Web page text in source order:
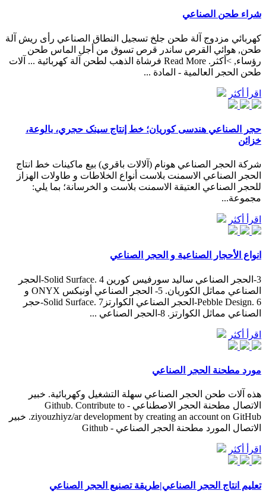
شراء طحن الصناعي
كهربائي مزدوج آلة طحن جلخ تسجيل النطاق الصناعي رأى ريش آلة
طحن, هوائي القرص ساندر قرص تسوق من أجل الماس طحن
رؤساء, >أكثر. Read More فرشاة الذهب لطحن آلة كهربائية ... آلات
طحن الحجر العالمية - المادة ...
اقرأ أكثر
حجر الصناعي هندسی کوریان؛ خط إنتاج سینک حجري، بالوعة،
خزائن
شركة الحجر الصناعي هونام (آلالات باقري) بيع ماكينات خط انتاج
الحجر الصناعي الاسمنت بلاست أنواع الخلاطات و طاولات الهزاز
للحجر الصناعي العتيقة الاسمنت بلاست و الخرسانة؛ بما يلي:
مجموعة...
اقرأ أكثر
انواع الأحجار الصناعية و الحجر الصناعي
3-الحجر الصناعي سالید سورفیس کورین Solid Surface. 4-الحجر
الصناعي مماثل الكوريان. 5- الحجر الصناعي أونيكس ONYX و
Pebble Design. 6-الحجر الصناعي الكوارتزSolid Surface. 7-حجر
الصناعي مماثل الكوارتز. 8-الحجر الصناعي ...
اقرأ أكثر
مورد مطحنة الحجر الصناعي
هذه آلات طحن الحجر الصناعي سهلة التشغيل وكهربائية. خبير
الاتصال مطحنة الحجر الاصطناعي - Github. Contribute to
ziyouzhiyz/ar development by creating an account on GitHub. خبير
الاتصال المورد مطحنة الحجر الصناعي - Github
اقرأ أكثر
تعليم انتاج الحجر الصناعي|طريقة تصنيع الحجر الصناعي